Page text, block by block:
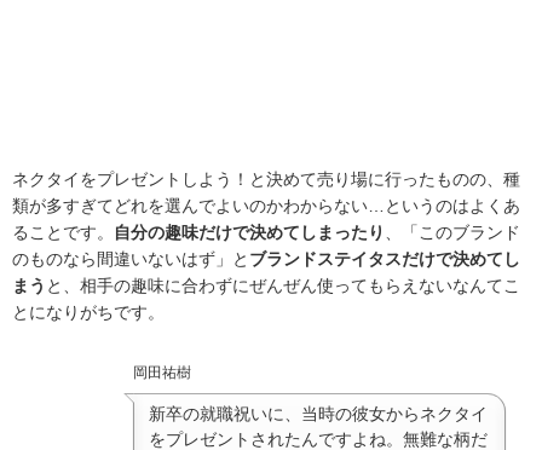
ネクタイをプレゼントしよう！と決めて売り場に行ったものの、種
類が多すぎてどれを選んでよいのかわからない…というのはよくあ
ることです。
自分の趣味だけで決めてしまったり
、「このブランド
のものなら間違いないはず」と ブランドステイタスだけで決めてし
まう と、相手の趣味に合わずにぜんぜん使ってもらえないなんてこ
とになりがちです。
岡田祐樹
新卒の就職祝いに、当時の彼女からネクタイ
をプレゼントされたんですよね。無難な柄だ